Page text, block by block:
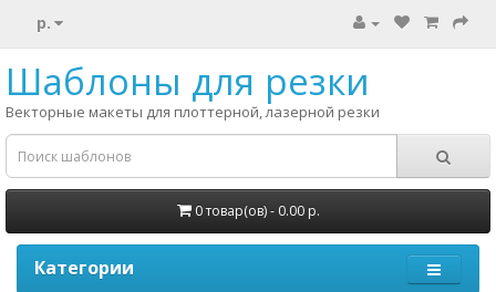
р.
Шаблоны для резки
Векторные макеты для плоттерной, лазерной резки
0 товар(ов) - 0.00 р.
Категории